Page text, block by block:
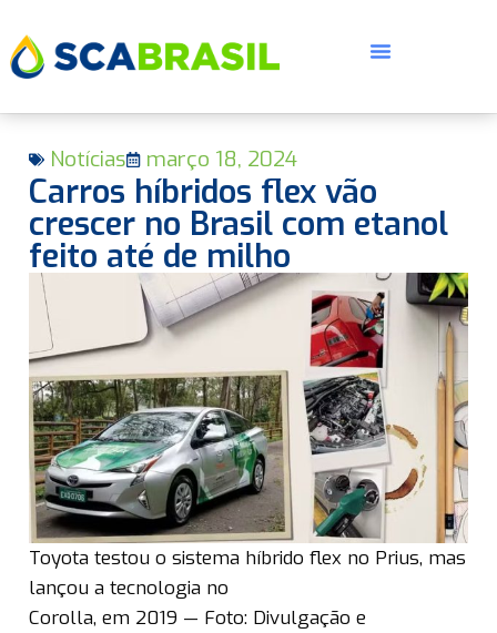
Notícias março 18, 2024
Carros híbridos flex vão
crescer no Brasil com etanol
feito até de milho
Toyota testou o sistema híbrido flex no Prius, mas
lançou a tecnologia no
Corolla, em 2019 — Foto: Divulgação e